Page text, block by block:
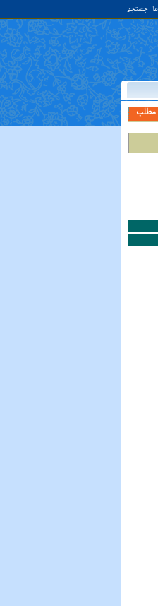
جستجو
حدیث:امام علي (عليه
مطلب